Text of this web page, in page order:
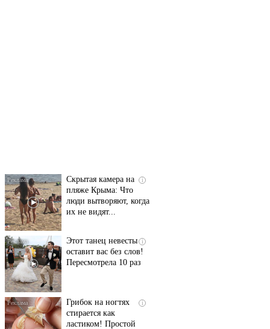
i
Скрытая камера на
пляже Крыма: Что
люди вытворяют, когда
их не видят...
i
Этот танец невесты
оставит вас без слов!
Пересмотрела 10 раз
i
Грибок на ногтях
стирается как
ластиком! Простой